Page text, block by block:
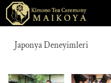
Japonya Deneyimleri